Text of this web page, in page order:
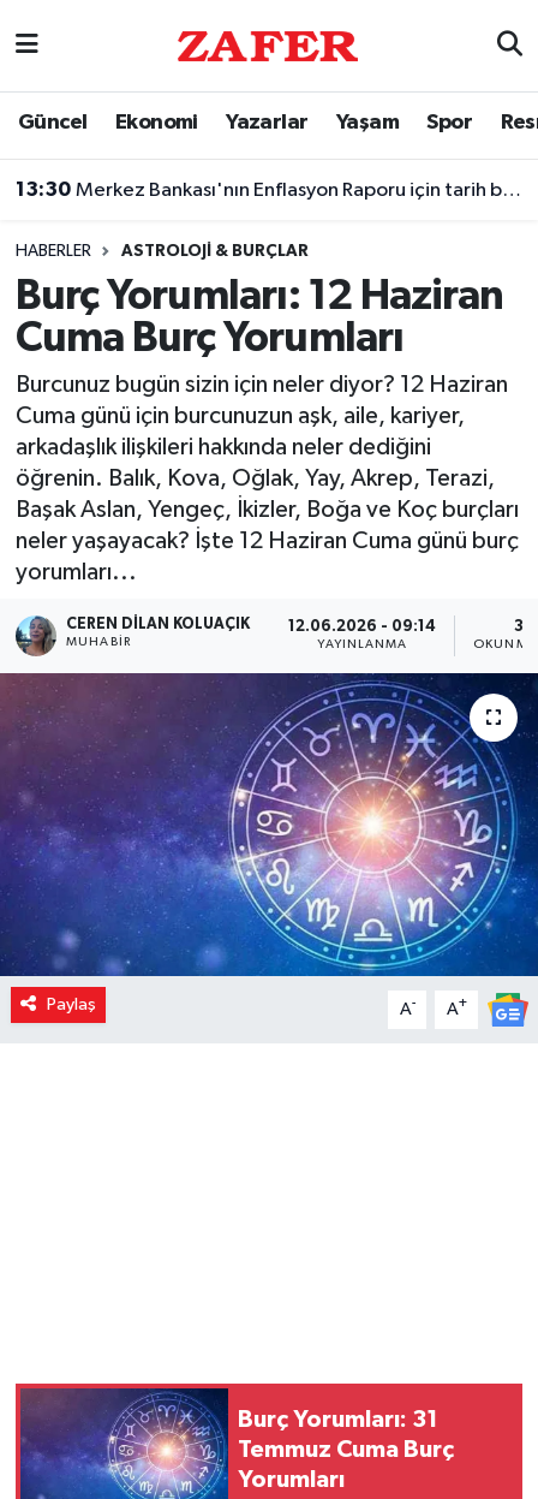
Güncel Ekonomi Yazarlar Yaşam Spor
13:30 Merkez Bankası'nın Enflasyon Raporu için tarih belli oldu
HABERLER ASTROLOJI & BURÇLAR
Burç Yorumları: 12 Haziran
Cuma Burç Yorumları
Burcunuz bugün sizin için neler diyor? 12 Haziran
Cuma günü için burcunuzun aşk, aile, kariyer,
arkadaşlık ilişkileri hakkında neler dediğini
öğrenin. Balık, Kova, Oğlak, Yay, Akrep, Terazi,
Başak Aslan, Yengeç, İkizler, Boğa ve Koç burçları
neler yaşayacak? İşte 12 Haziran Cuma günü burç
yorumları...
CEREN DILAN KOLUAÇIK
MUHABIR
12.06.2026 - 09:14
YAYINLANMA
3
OKUNMA
Paylaş A- A+
Burç Yorumları: 31
Temmuz Cuma Burç
Yorumları
Nöbetçi Eczaneler
Trafik Durumu
Süper Lig Puan Durumu ve Fikstür
Tüm Manşetler
Son Dakika Haberleri
Haber Arşivi